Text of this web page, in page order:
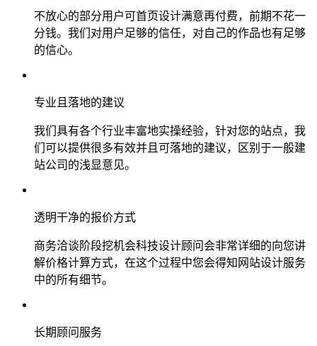
不放心的部分用户可首页设计满意再付费，前期不花一
分钱。我们对用户足够的信任，对自己的作品也有足够
的信心。
专业且落地的建议
我们具有各个行业丰富地实操经验，针对您的站点，我
们可以提供很多有效并且可落地的建议，区别于一般建
站公司的浅显意见。
透明干净的报价方式
商务洽谈阶段挖机会科技设计顾问会非常详细的向您讲
解价格计算方式，在这个过程中您会得知网站设计服务
中的所有细节。
长期顾问服务